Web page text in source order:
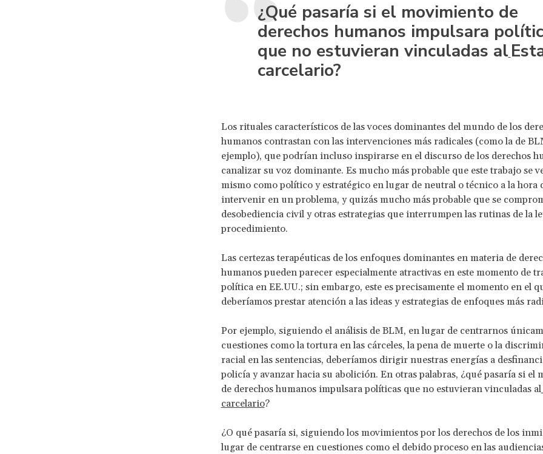
¿Qué pasaría si el movimiento de
derechos humanos impulsara
que no estuvieran vinculadas al
carcelario?
Los rituales característicos de las voces dominantes del mundo de los
humanos contrastan con las intervenciones más radicales (como la de
ejemplo), que podrían incluso inspirarse en el discurso de los derechos
canalizar su voz dominante. Es mucho más probable que este trabajo se
mismo como político y estratégico en lugar de neutral o técnico a la hora
intervenir en un problema, y quizás mucho más probable que se
desobediencia civil y otras estrategias que interrumpen las rutinas de la
procedimiento.
Las certezas terapéuticas de los enfoques dominantes en materia de
humanos pueden parecer especialmente atractivas en este momento de
política en EE.UU.; sin embargo, este es precisamente el momento en el
deberíamos prestar atención a las ideas y estrategias de enfoques más
Por ejemplo, siguiendo el análisis de BLM, en lugar de centrarnos
cuestiones como la tortura en las cárceles, la pena de muerte o la
racial en las sentencias, deberíamos dirigir nuestras energías a
policía y avanzar hacia su abolición. En otras palabras, ¿qué pasaría si el
de derechos humanos impulsara políticas que no estuvieran vinculadas al
carcelario?
¿O qué pasaría si, siguiendo los movimientos por los derechos de los
lugar de centrarse en cuestiones como el debido proceso en las